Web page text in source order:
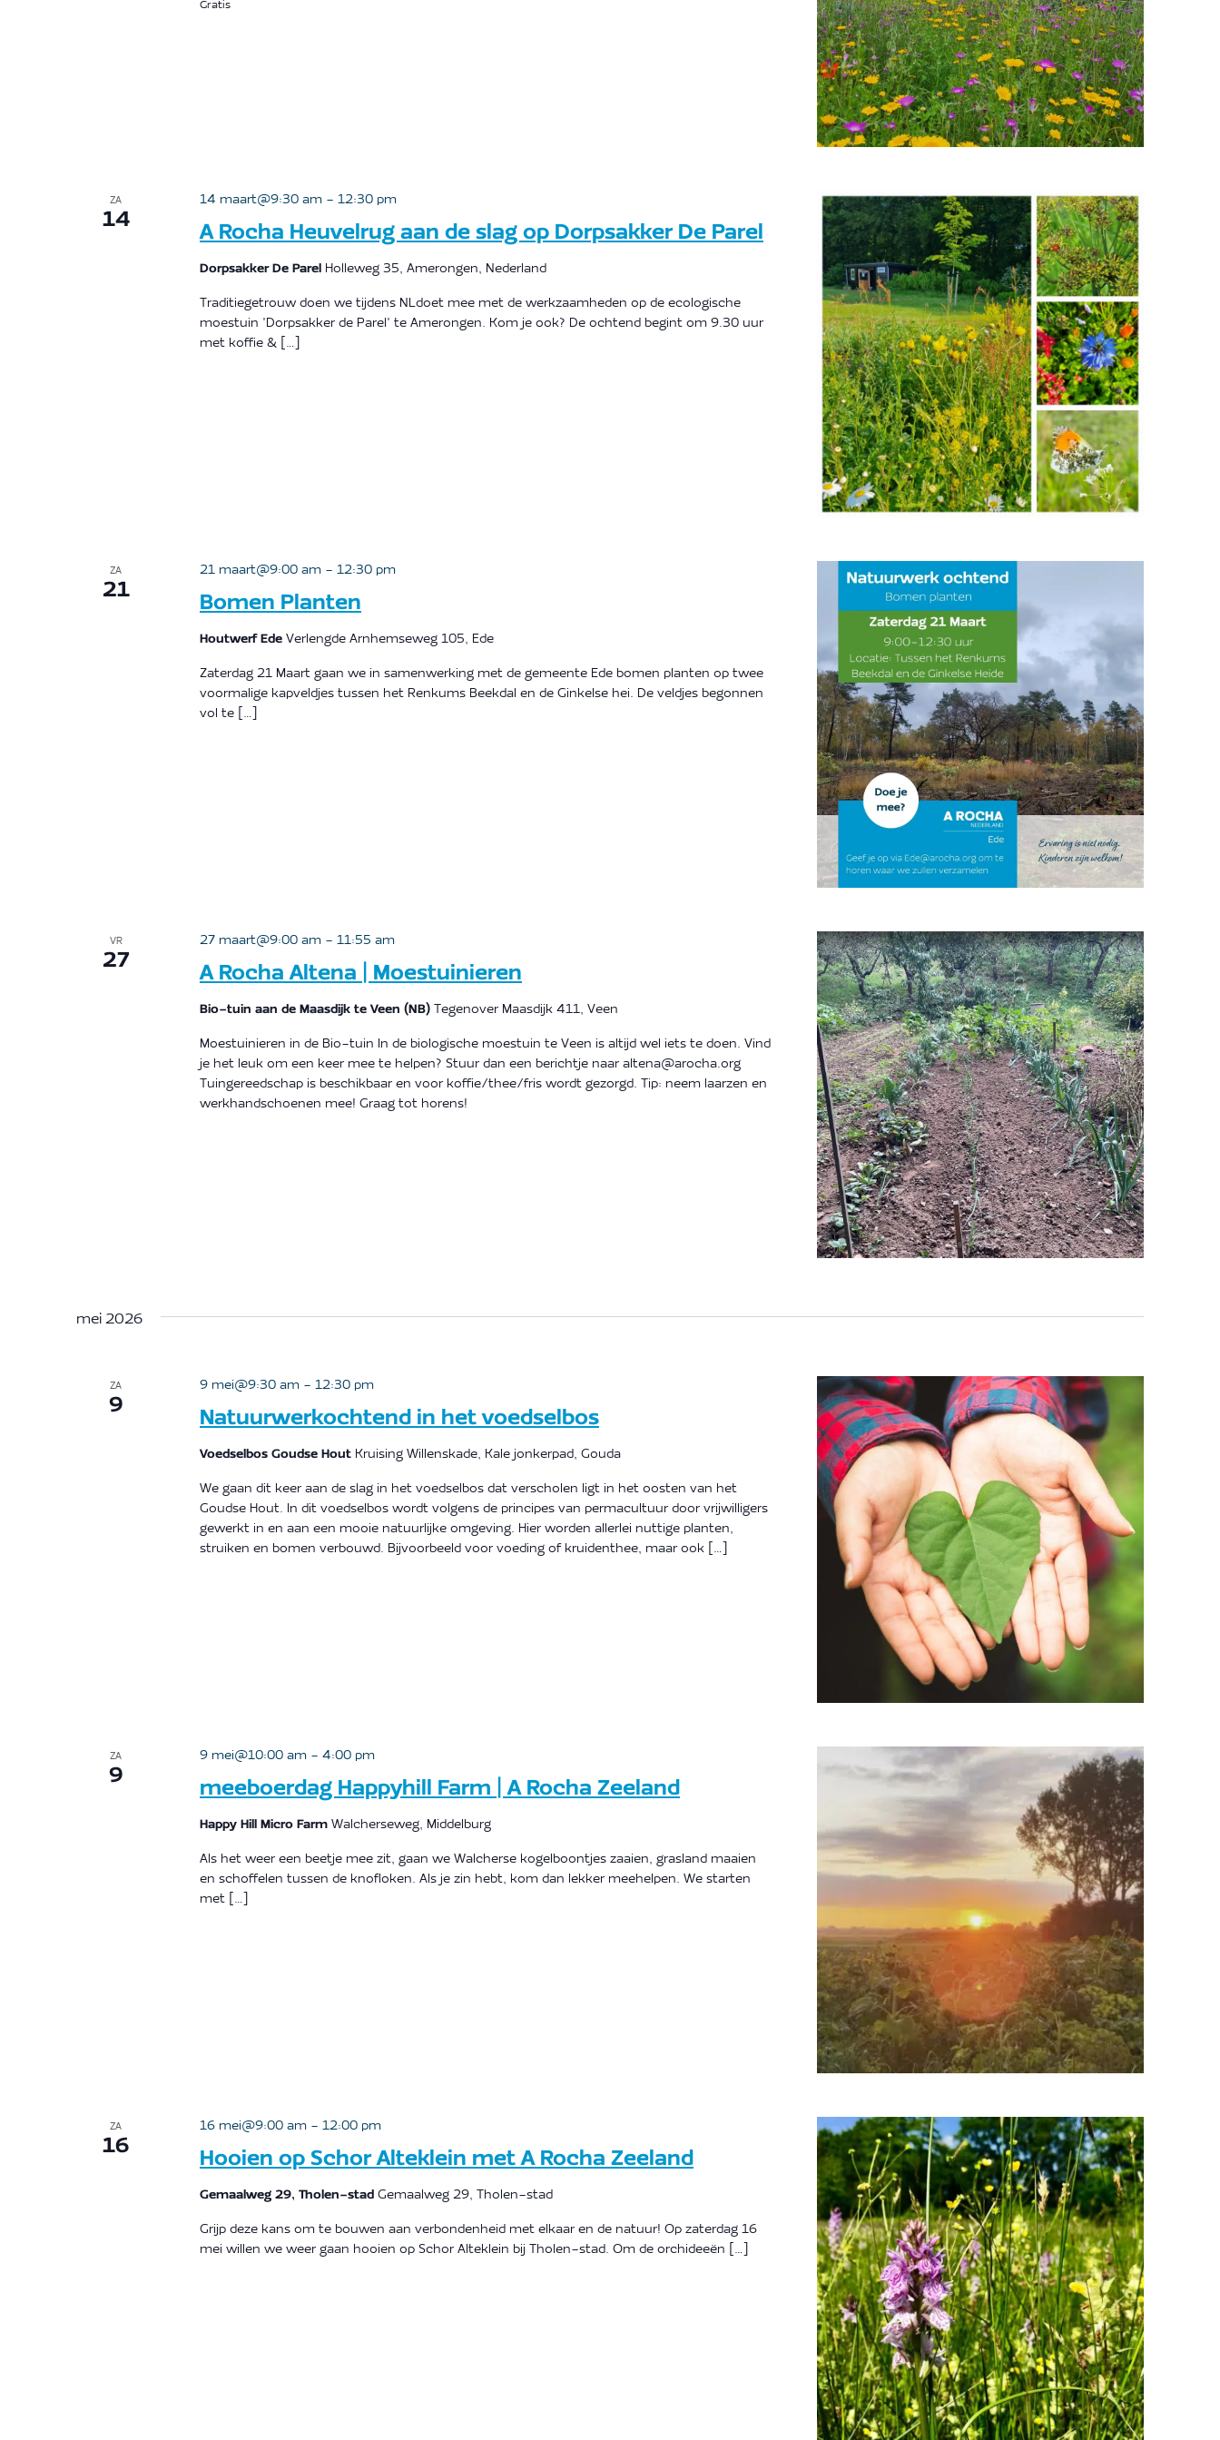
Gratis
ZA
14
A Rocha Heuvelrug aan de slag op Dorpsakker De Parel
14 maart@9:30 am- 12:30 pm
Dorpsakker De Parel Holleweg 35, Amerongen, Nederland
Traditiegetrouw doen we tijdens NLdoet mee met de werkzaamheden op de ecologische
moestuin 'Dorpsakker de Parel' te Amerongen. Kom je ook? De ochtend begint om 9.30 uur
met koffie & […]
ZA
21
Bomen Planten
21 maart@9:00 am- 12:30 pm
Houtwerf Ede Verlengde Arnhemseweg 105, Ede
Zaterdag 21 Maart gaan we in samenwerking met de gemeente Ede bomen planten op twee
voormalige kapveldjes tussen het Renkums Beekdal en de Ginkelse hei. De veldjes begonnen
vol te […]
VR
27
A Rocha Altena | Moestuinieren
27 maart@9:00 am- 11:55 am
Bio-tuin aan de Maasdijk te Veen (NB) Tegenover Maasdijk 411, Veen
Moestuinieren in de Bio-tuin In de biologische moestuin te Veen is altijd wel iets te doen. Vind
je het leuk om een keer mee te helpen? Stuur dan een berichtje naar altena@arocha.org
Tuingereedschap is beschikbaar en voor koffie/thee/fris wordt gezorgd. Tip: neem laarzen en
werkhandschoenen mee! Graag tot horens!
mei 2026
ZA
9
Natuurwerkochtend in het voedselbos
9 mei@9:30 am- 12:30 pm
Voedselbos Goudse Hout Kruising Willenskade, Kale jonkerpad, Gouda
We gaan dit keer aan de slag in het voedselbos dat verscholen ligt in het oosten van het
Goudse Hout. In dit voedselbos wordt volgens de principes van permacultuur door vrijwilligers
gewerkt in en aan een mooie natuurlijke omgeving. Hier worden allerlei nuttige planten,
struiken en bomen verbouwd. Bijvoorbeeld voor voeding of kruidenthee, maar ook […]
ZA
9
meeboerdag Happyhill Farm | A Rocha Zeeland
9 mei@10:00 am- 4:00 pm
Happy Hill Micro Farm Walcherseweg, Middelburg
Als het weer een beetje mee zit, gaan we Walcherse kogelboontjes zaaien, grasland maaien
en schoffelen tussen de knofloken. Als je zin hebt, kom dan lekker meehelpen. We starten
met […]
ZA
16
Hooien op Schor Alteklein met A Rocha Zeeland
16 mei@9:00 am- 12:00 pm
Gemaalweg 29, Tholen-stad Gemaalweg 29, Tholen-stad
Grijp deze kans om te bouwen aan verbondenheid met elkaar en de natuur! Op zaterdag 16
mei willen we weer gaan hooien op Schor Alteklein bij Tholen-stad. Om de orchideeën […]